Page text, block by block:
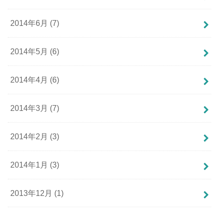
2014年6月 (7)
2014年5月 (6)
2014年4月 (6)
2014年3月 (7)
2014年2月 (3)
2014年1月 (3)
2013年12月 (1)